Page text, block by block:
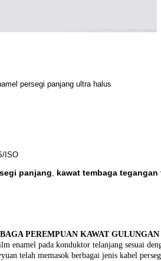
persegi panjang ultra halus
ISO
panjang, kawat tembaga
PEREMPUAN KAWAT
enamel pada konduktor telanjang sesuai
telah memasok berbagai jenis kabel